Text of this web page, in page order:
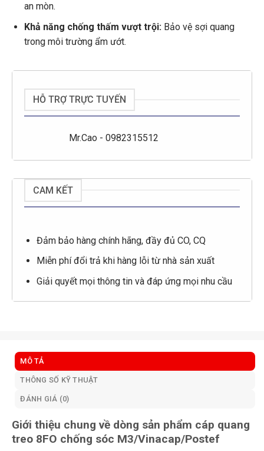
an mòn.
Khả năng chống thấm vượt trội:Bảo vệ sợi quang
trong môi trường ẩm ướt.
HỖ TRỢ TRỰC TUYẾN
Mr.Cao - 0982315512
CAM KẾT
Đảm bảo hàng chính hãng, đầy đủ CO, CQ
Miễn phí đổi trả khi hàng lỗi từ nhà sản xuất
Giải quyết mọi thông tin và đáp ứng mọi nhu cầu
MÔ TẢ
THÔNG SỐ KỸ THUẬT
ĐÁNH GIÁ (0)
Giới thiệu chung về dòng sản phẩm cáp quang
treo 8FO chống sóc M3/Vinacap/Postef